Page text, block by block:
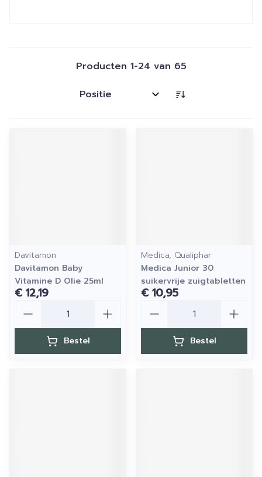
Producten 1-24 van 65
Sorteer op:
Davitamon
Davitamon Baby
Vitamine D Olie 25ml
€ 12,19
Bestel
Medica, Qualiphar
Medica Junior 30
suikervrije zuigtabletten
€ 10,95
Bestel